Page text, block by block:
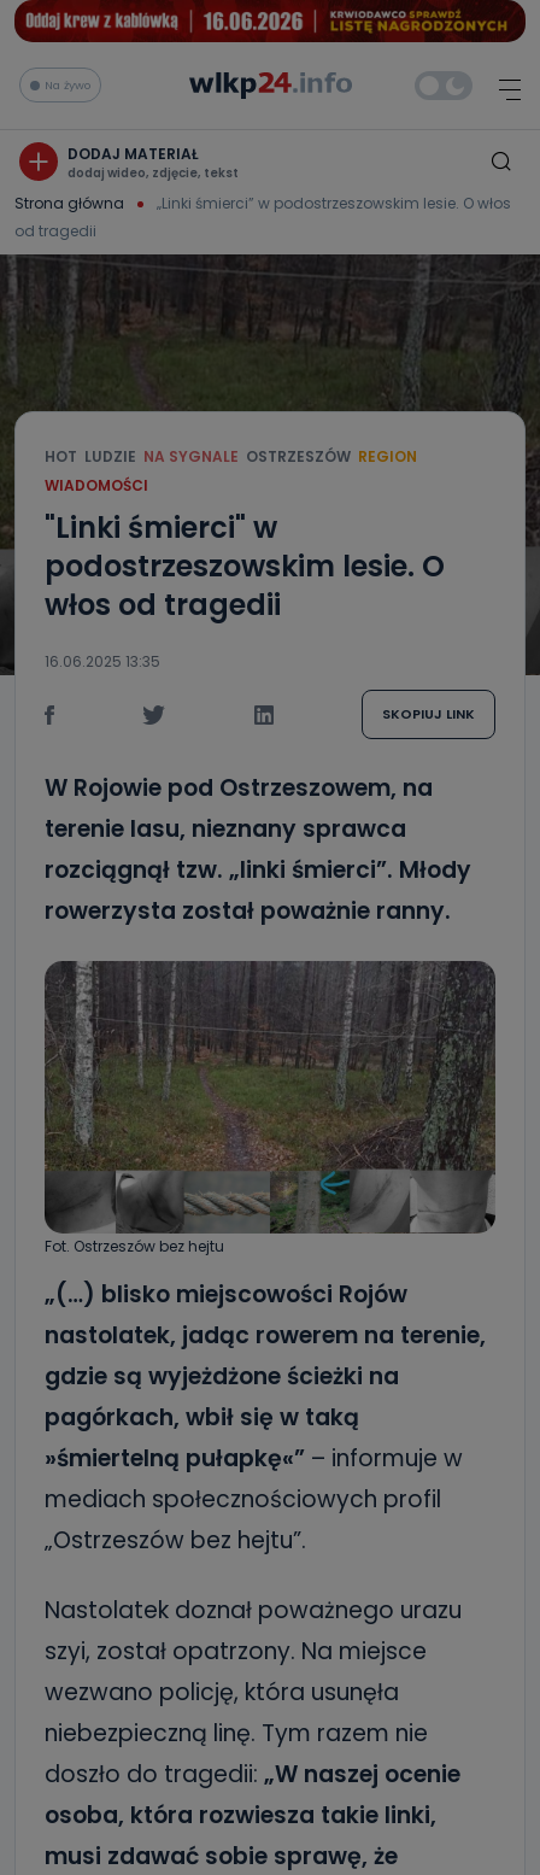
Na żywo
DODAJ MATERIAŁ
dodaj wideo, zdjęcie, tekst
Strona główna
„Linki śmierci” w podostrzeszowskim lesie. O włos
od tragedii
HOT LUDZIE NA SYGNALE OSTRZESZÓW REGION
WIADOMOŚCI
"Linki śmierci" w
podostrzeszowskim lesie. O
włos od tragedii
16.06.2025 13:35
SKOPIUJ LINK
W Rojowie pod Ostrzeszowem, na
terenie lasu, nieznany sprawca
rozciągnął tzw. „linki śmierci”. Młody
rowerzysta został poważnie ranny.
Fot. Ostrzeszów bez hejtu
„(…) blisko miejscowości Rojów
nastolatek, jadąc rowerem na terenie,
gdzie są wyjeżdżone ścieżki na
pagórkach, wbił się w taką
»śmiertelną pułapkę«” – informuje w
mediach społecznościowych profil
„Ostrzeszów bez hejtu”.
Nastolatek doznał poważnego urazu
szyi, został opatrzony. Na miejsce
wezwano policję, która usunęła
niebezpieczną linę. Tym razem nie
doszło do tragedii: „W naszej ocenie
osoba, która rozwiesza takie linki,
musi zdawać sobie sprawę, że